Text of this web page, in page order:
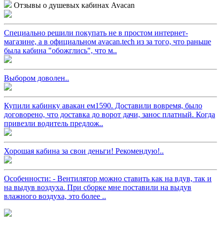
Отзывы о душевых кабинах Avacan
Специально решили покупать не в простом интернет-
магазине, а в официальном avacan.tech из за того, что раньше
была кабина "обожглись", что м..
Выбором доволен..
Купили кабинку авакан ем1590. Доставили вовремя, было
договорено, что доставка до ворот дачи, занос платный. Когда
привезли водитель предлож..
Хорошая кабина за свои деньги! Рекомендую!..
Особенности: - Вентилятор можно ставить как на вдув, так и
на выдув воздуха. При сборке мне поставили на выдув
влажного воздуха, это более ..